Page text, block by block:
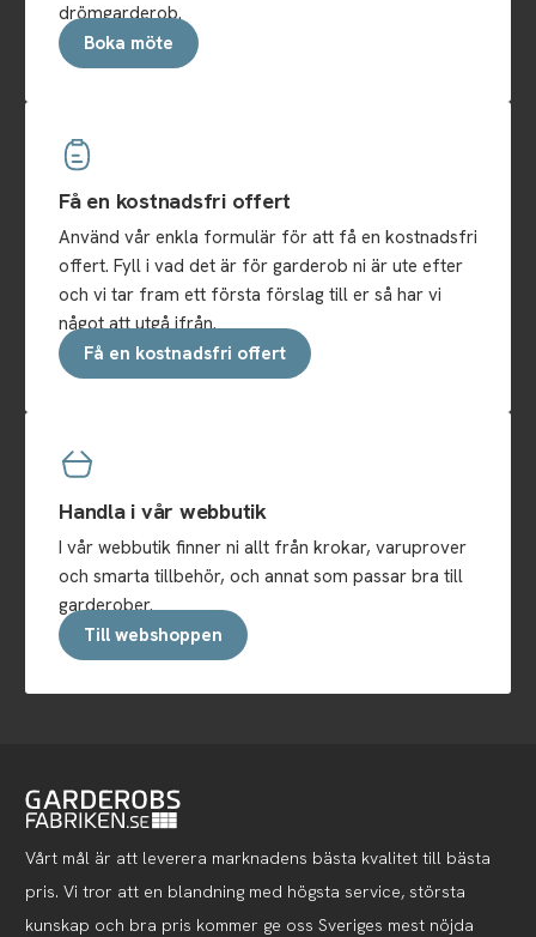
drömgarderob.
Boka möte
Få en kostnadsfri offert
Använd vår enkla formulär för att få en kostnadsfri
offert. Fyll i vad det är för garderob ni är ute efter
och vi tar fram ett första förslag till er så har vi
något att utgå ifrån.
Få en kostnadsfri offert
Handla i vår webbutik
I vår webbutik finner ni allt från krokar, varuprover
och smarta tillbehör, och annat som passar bra till
garderober.
Till webshoppen
Vårt mål är att leverera marknadens bästa kvalitet till bästa
pris. Vi tror att en blandning med högsta service, största
kunskap och bra pris kommer ge oss Sveriges mest nöjda